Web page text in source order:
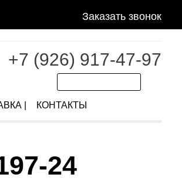
Заказать звонок
+7 (926) 917-47-97
| КОНТАКТЫ
24